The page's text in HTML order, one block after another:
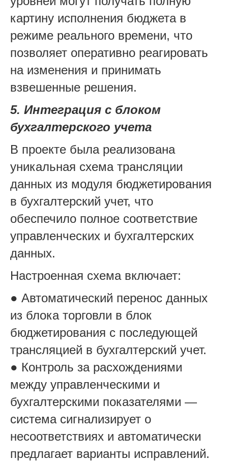
картину исполнения бюджета в
режиме реального времени, что
позволяет оперативно реагировать
на изменения и принимать
взвешенные решения.
5. Интеграция с блоком
бухгалтерского учета
В проекте была реализована
уникальная схема трансляции
данных из модуля бюджетирования
в бухгалтерский учет, что
обеспечило полное соответствие
управленческих и бухгалтерских
данных.
Настроенная схема включает:
● Автоматический перенос данных
из блока торговли в блок
бюджетирования с последующей
трансляцией в бухгалтерский учет.
● Контроль за расхождениями
между управленческими и
бухгалтерскими показателями —
система сигнализирует о
несоответствиях и автоматически
предлагает варианты исправлений.